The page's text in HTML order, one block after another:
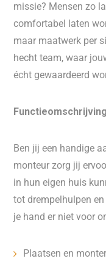
missie? Mensen zo
comfortabel laten
maar maatwerk per
hecht team, waar
écht gewaardeerd
Functieomschrijving
Ben jij een handige
monteur zorg jij
in hun eigen huis
tot drempelhulpen
je hand er niet voor
Plaatsen en